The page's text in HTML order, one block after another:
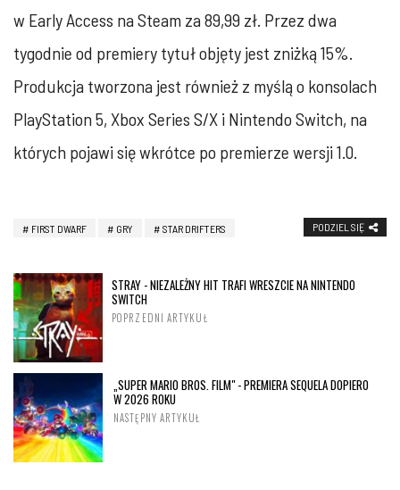
w Early Access na Steam za 89,99 zł. Przez dwa
tygodnie od premiery tytuł objęty jest zniżką 15%.
Produkcja tworzona jest również z myślą o konsolach
PlayStation 5, Xbox Series S/X i Nintendo Switch, na
których pojawi się wkrótce po premierze wersji 1.0.
FIRST DWARF GRY STAR DRIFTERS PODZIEL SIĘ
STRAY - NIEZALEŻNY HIT TRAFI WRESZCIE NA NINTENDO
SWITCH
POPRZEDNI ARTYKUŁ
„SUPER MARIO BROS. FILM" - PREMIERA SEQUELA DOPIERO
W 2026 ROKU
NASTĘPNY ARTYKUŁ